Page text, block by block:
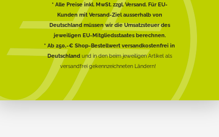
* Alle Preise inkl. MwSt. zzgl. Versand. Für EU-
Kunden mit Versand-Ziel ausserhalb von
Deutschland müssen wir die Umsatzsteuer des
jeweiligen EU-Mitgliedsstaates berechnen.
* Ab 250,-€ Shop-Bestellwert versandkostenfrei in
Deutschlandund in den beim jeweiligen Artikel als
versandfrei gekennzeichneten Ländern!